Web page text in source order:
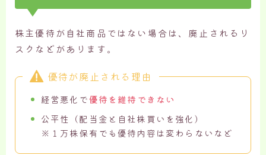
株主優待が自社商品ではない場合は、廃止されるリ
スクなどがあります。
優待が廃止される理由
経営悪化で優待を維持できない
公平性（配当金と自社株買いを強化）
※１万株保有でも優待内容は変わらないなど